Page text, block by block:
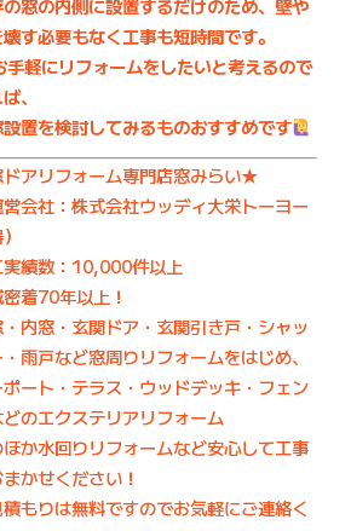
窓の内側に設置するだけのため、壁や
す必要もなく工事も短時間です。
手軽にリフォームをしたいと考えるので
、
置を検討してみるものおすすめです
アリフォーム専門店窓みらい★
営会社：株式会社ウッディ大栄トーヨー
実績数：10,000件以上
着70年以上！
内窓・玄関ドア・玄関引き戸・シャッ
雨戸など窓周りリフォームをはじめ、
ポート・テラス・ウッドデッキ・フェン
どのエクステリアリフォーム
ほか水回りリフォームなど安心して工事
かせください！
もりは無料ですのでお気軽にご連絡く